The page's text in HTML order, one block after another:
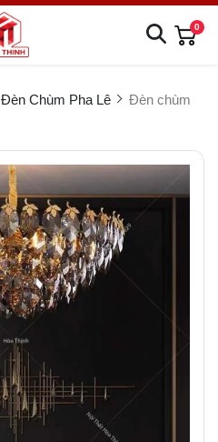
0
Đèn Chùm Pha Lê
Đèn chùm